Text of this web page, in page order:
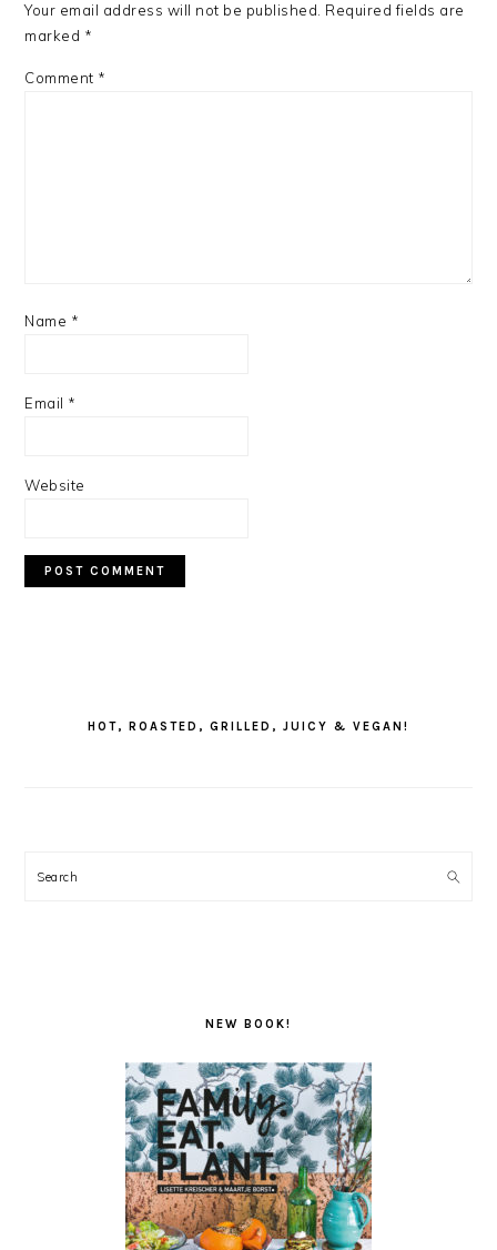
Your email address will not be published. Required fields are
marked *
Comment *
Name *
Email *
Website
HOT, ROASTED, GRILLED, JUICY & VEGAN!
Search
NEW BOOK!